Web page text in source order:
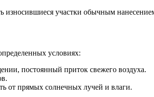
износившиеся участки обычным
условиях:
постоянный приток свежего воздуха.
от прямых солнечных лучей и влаги.